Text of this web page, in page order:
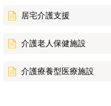
居宅介護支援
介護老人保健施設
介護療養型医療施設